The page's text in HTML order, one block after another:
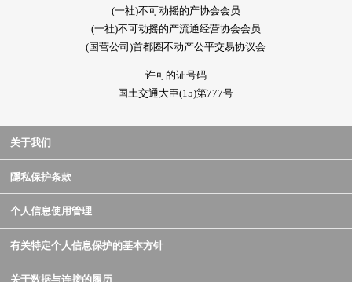
(一社)不可动摇的产协会会员
(一社)不可动摇的产流通经营协会会员
(国营公司)首都圈不动产公平交易协议会
许可的证号码
国土交通大臣(15)第777号
关于我们
隱私保护条款
个人信息使用管理
有关特定个人信息保护的基本方针
关于数据与连接的履历